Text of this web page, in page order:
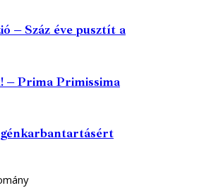
– Száz éve pusztít a
– Prima Primissima